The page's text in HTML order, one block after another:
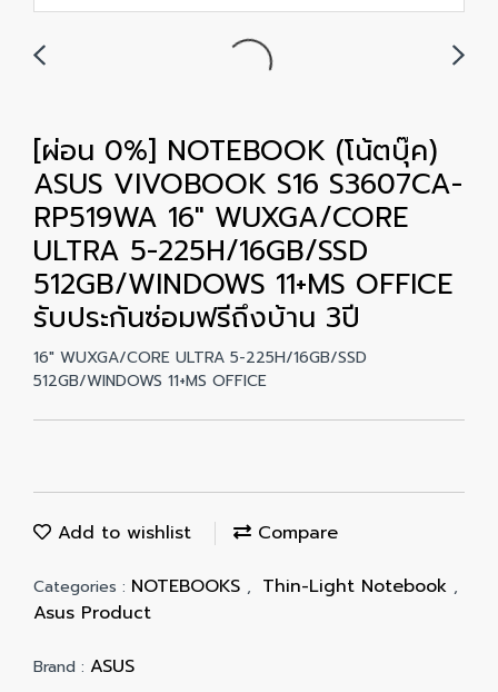
[ผ่อน 0%] NOTEBOOK (โน้ตบุ๊ค)
ASUS VIVOBOOK S16 S3607CA-
RP519WA 16" WUXGA/CORE
ULTRA 5-225H/16GB/SSD
512GB/WINDOWS 11+MS OFFICE
รับประกันซ่อมฟรีถึงบ้าน 3ปี
16" WUXGA/CORE ULTRA 5-225H/16GB/SSD
512GB/WINDOWS 11+MS OFFICE
Add to wishlist Compare
Categories : NOTEBOOKS , Thin-Light Notebook ,
Asus Product
Brand : ASUS